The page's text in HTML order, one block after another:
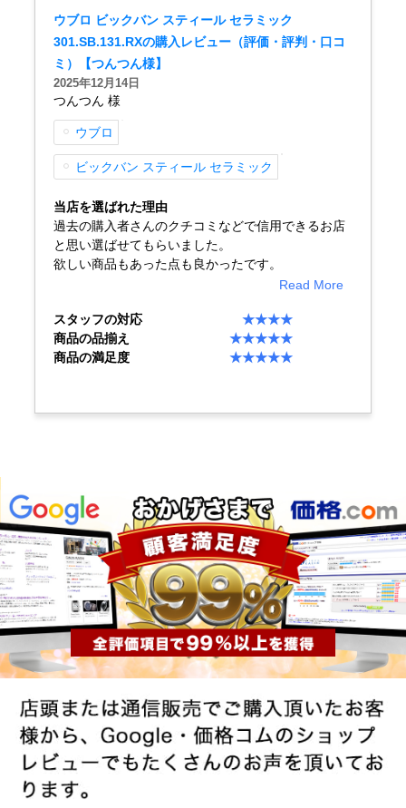
English 简体中文
繁體中文
ภาษาไทย
ウブロ ビックバン スティール セラミック
301.SB.131.RXの購入レビュー（評価・評判・口コ
ミ）【つんつん様】
2025年12月14日
つんつん 様
ウブロ
ビックバン スティール セラミック
当店を選ばれた理由
過去の購入者さんのクチコミなどで信用できるお店
と思い選ばせてもらいました。
欲しい商品もあった点も良かったです。
Read More
スタッフの対応
★★★★
商品の品揃え
★★★★★
商品の満足度
★★★★★